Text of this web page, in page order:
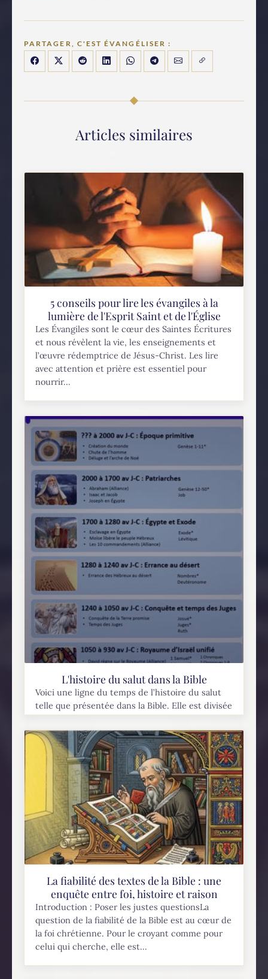
PARTAGER, C'EST ÉVANGÉLISER :
Articles similaires
5 conseils pour lire les évangiles à la
lumière de l'Esprit Saint et de l'Église
Les Évangiles sont le cœur des Saintes Écritures
et nous révèlent la vie, les enseignements et
l’œuvre rédemptrice de Jésus-Christ. Les lire
avec attention et prière est essentiel pour
nourrir...
L'histoire du salut dans la Bible
Voici une ligne du temps de l’histoire du salut
telle que présentée dans la Bible. Elle est divisée
en 12 périodes, représentant chacune une étape
importante dans le cheminement du...
La fiabilité des textes de la Bible : une
enquête entre foi, histoire et raison
Introduction : Poser les justes questionsLa
question de la fiabilité de la Bible est au cœur de
la foi chrétienne. Pour le croyant comme pour
celui qui cherche, elle est...